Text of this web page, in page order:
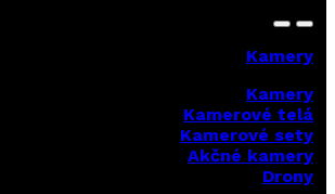
Kamery
Kamery
Kamerové telá
Kamerové sety
Akčné kamery
Drony